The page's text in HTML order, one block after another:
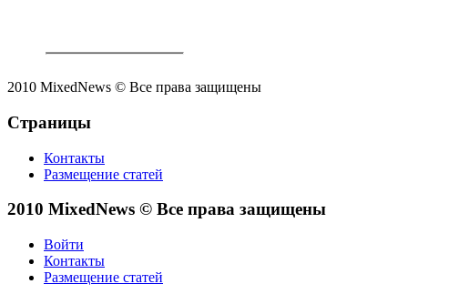
2010 MixedNews © Все права защищены
Страницы
Контакты
Размещение статей
2010 MixedNews © Все права защищены
Войти
Контакты
Размещение статей